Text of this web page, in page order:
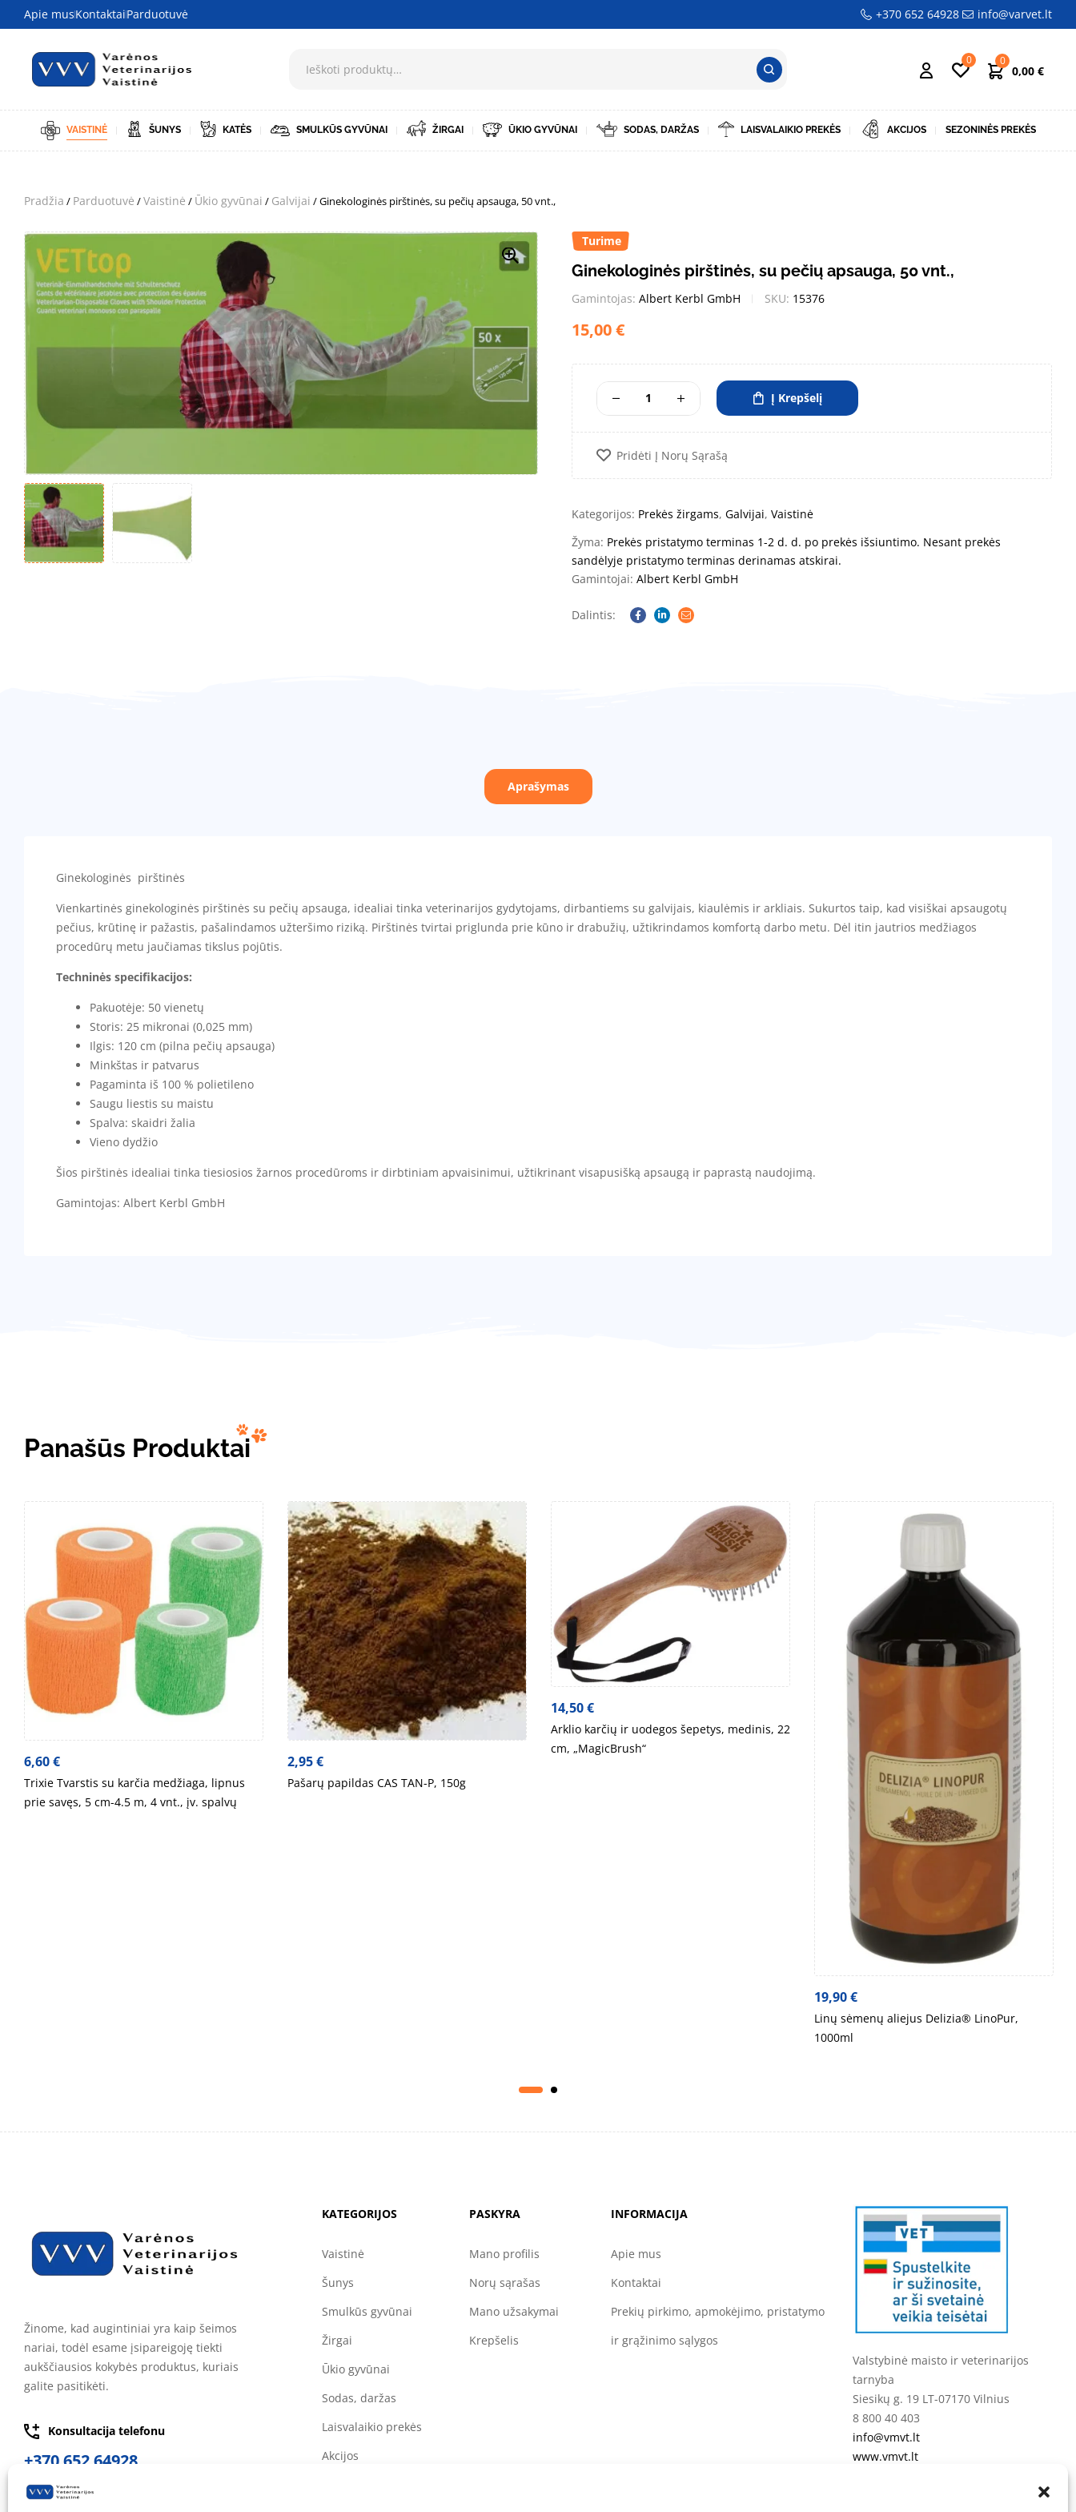
Apie musKontaktaiParduotuvė +370 652 64928 info@varvet.lt
0 0
0,00 €
VAISTINĖ ŠUNYS KATĖS SMULKŪS GYVŪNAI ŽIRGAI ŪKIO GYVŪNAI SODAS, DARŽAS LAISVALAIKIO PREKĖS AKCIJOS SEZONINĖS PREKĖS
Pradžia / Parduotuvė /Vaistinė / Ūkio gyvūnai / Galvijai / Ginekologinės pirštinės, su pečių apsauga, 50 vnt.,
Turime
Ginekologinės pirštinės, su pečių apsauga, 50 vnt.,
Gamintojas: Albert Kerbl GmbH SKU: 15376
15,00€
Į Krepšelį
Pridėti Į Norų Sąrašą
Kategorijos: Prekės žirgams, Galvijai, Vaistinė
Žyma: Prekės pristatymo terminas 1-2 d. d. po prekės išsiuntimo. Nesant prekės
sandėlyje pristatymo terminas derinamas atskirai.
Gamintojai: Albert Kerbl GmbH
Dalintis:
Facebook
Linkedin
Email
Aprašymas
Ginekologinės pirštinės
Vienkartinės ginekologinės pirštinės su pečių apsauga, idealiai tinka veterinarijos gydytojams, dirbantiems su galvijais, kiaulėmis ir arkliais. Sukurtos taip, kad visiškai apsaugotų
pečius, krūtinę ir pažastis, pašalindamos užteršimo riziką. Pirštinės tvirtai priglunda prie kūno ir drabužių, užtikrindamos komfortą darbo metu. Dėl itin jautrios medžiagos
procedūrų metu jaučiamas tikslus pojūtis.
Techninės specifikacijos:
Pakuotėje: 50 vienetų
Storis: 25 mikronai (0,025 mm)
Ilgis: 120 cm (pilna pečių apsauga)
Minkštas ir patvarus
Pagaminta iš 100 % polietileno
Saugu liestis su maistu
Spalva: skaidri žalia
Vieno dydžio
Šios pirštinės idealiai tinka tiesiosios žarnos procedūroms ir dirbtiniam apvaisinimui, užtikrinant visapusišką apsaugą ir paprastą naudojimą.
Gamintojas: Albert Kerbl GmbH
Panašūs Produktai
6,60€
Trixie Tvarstis su karčia medžiaga, lipnus
prie savęs, 5 cm-4.5 m, 4 vnt., įv. spalvų
2,95€
Pašarų papildas CAS TAN-P, 150g
14,50€
Arklio karčių ir uodegos šepetys, medinis, 22
cm, „MagicBrush“
19,90€
Linų sėmenų aliejus Delizia® LinoPur,
1000ml
Žinome, kad augintiniai yra kaip šeimos
nariai, todėl esame įsipareigoję tiekti
aukščiausios kokybės produktus, kuriais
galite pasitikėti.
Konsultacija telefonu
+370 652 64928
KATEGORIJOS
Vaistinė
Šunys
Smulkūs gyvūnai
Žirgai
Ūkio gyvūnai
Sodas, daržas
Laisvalaikio prekės
Akcijos
PASKYRA
Mano profilis
Norų sąrašas
Mano užsakymai
Krepšelis
INFORMACIJA
Apie mus
Kontaktai
Prekių pirkimo, apmokėjimo, pristatymo
ir grąžinimo sąlygos
Valstybinė maisto ir veterinarijos
tarnyba
Siesikų g. 19 LT-07170 Vilnius
8 800 40 403
info@vmvt.lt
www.vmvt.lt